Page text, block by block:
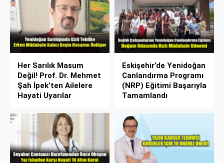
Her Sarılık Masum
Değil! Prof. Dr. Mehmet
Şah İpek’ten Ailelere
Hayati Uyarılar
Eskişehir’de Yenidoğan
Canlandırma Programı
(NRP) Eğitimi Başarıyla
Tamamlandı